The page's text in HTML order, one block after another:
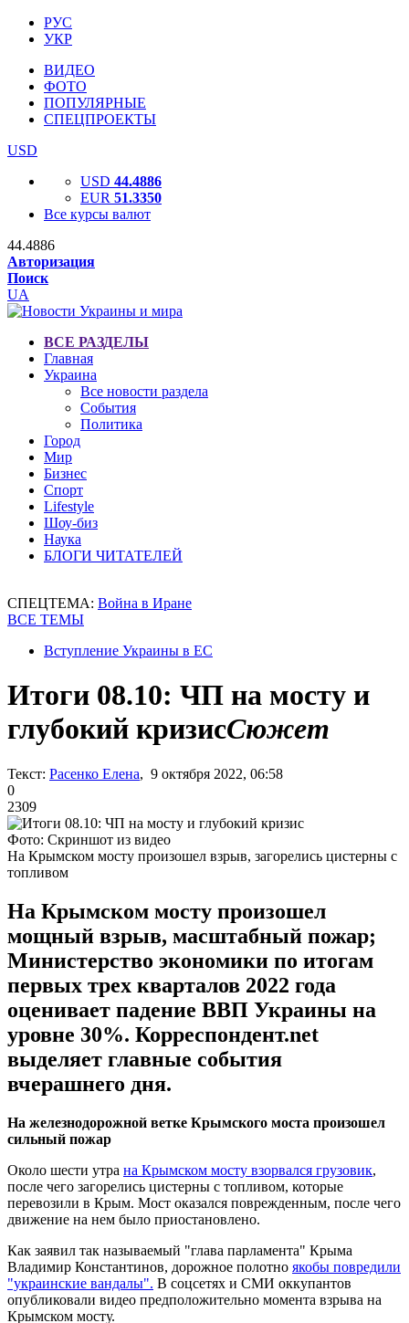
РУС
УКР
ВИДЕО
ФОТО
ПОПУЛЯРНЫЕ
СПЕЦПРОЕКТЫ
USD
USD 44.4886
EUR 51.3350
Все курсы валют
44.4886
Авторизация
Поиск
UA
ВСЕ РАЗДЕЛЫ
Главная
Украина
Все новости раздела
События
Политика
Город
Мир
Бизнес
Спорт
Lifestyle
Шоу-биз
Наука
БЛОГИ ЧИТАТЕЛЕЙ
СПЕЦТЕМА: Война в Иране
ВСЕ ТЕМЫ
Вступление Украины в ЕС
Итоги 08.10: ЧП на мосту и
глубокий кризисСюжет
Текст: Расенко Елена, 9 октября 2022, 06:58
0
2309
Фото: Скриншот из видео
На Крымском мосту произошел взрыв, загорелись цистерны с
топливом
На Крымском мосту произошел
мощный взрыв, масштабный пожар;
Министерство экономики по итогам
первых трех кварталов 2022 года
оценивает падение ВВП Украины на
уровне 30%. Корреспондент.net
выделяет главные события
вчерашнего дня.
На железнодорожной ветке Крымского моста произошел
сильный пожар
Около шести утра на Крымском мосту взорвался грузовик,
после чего загорелись цистерны с топливом, которые
перевозили в Крым. Мост оказался поврежденным, после чего
движение на нем было приостановлено.
Как заявил так называемый "глава парламента" Крыма
Владимир Константинов, дорожное полотно якобы повредили
"украинские вандалы". В соцсетях и СМИ оккупантов
опубликовали видео предположительно момента взрыва на
Крымском мосту.